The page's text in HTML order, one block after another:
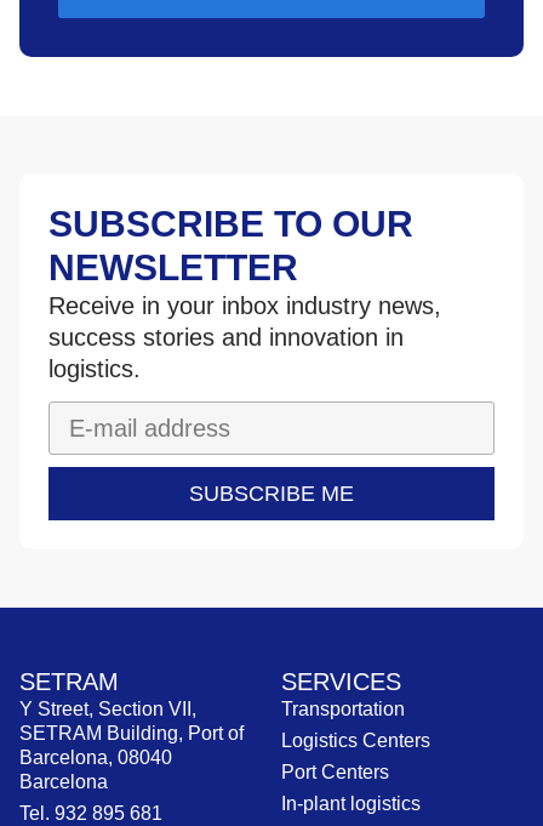
SUBSCRIBE TO OUR
NEWSLETTER
Receive in your inbox industry news,
success stories and innovation in
logistics.
SUBSCRIBE ME
SETRAM
Y Street, Section VII,
SETRAM Building, Port of
Barcelona, 08040
Barcelona
Tel. 932 895 681
SERVICES
Transportation
Logistics Centers
Port Centers
In-plant logistics